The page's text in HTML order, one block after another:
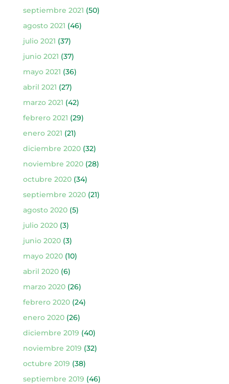
septiembre 2021 (50)
agosto 2021 (46)
julio 2021 (37)
junio 2021 (37)
mayo 2021 (36)
abril 2021 (27)
marzo 2021 (42)
febrero 2021 (29)
enero 2021 (21)
diciembre 2020(32)
noviembre 2020(28)
octubre 2020(34)
septiembre 2020(21)
agosto 2020(5)
julio 2020(3)
junio 2020(3)
mayo 2020(10)
abril 2020(6)
marzo 2020(26)
febrero 2020(24)
enero 2020(26)
diciembre 2019 (40)
noviembre 2019 (32)
octubre 2019 (38)
septiembre 2019 (46)